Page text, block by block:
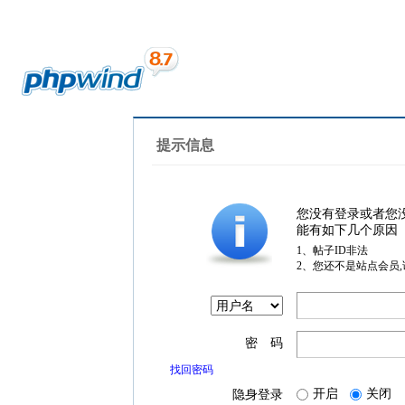
提示信息
您没有登录或者您
能有如下几个原因
1、帖子ID非法
2、您还不是站点会员
密 码
找回密码
隐身登录 开启 关闭